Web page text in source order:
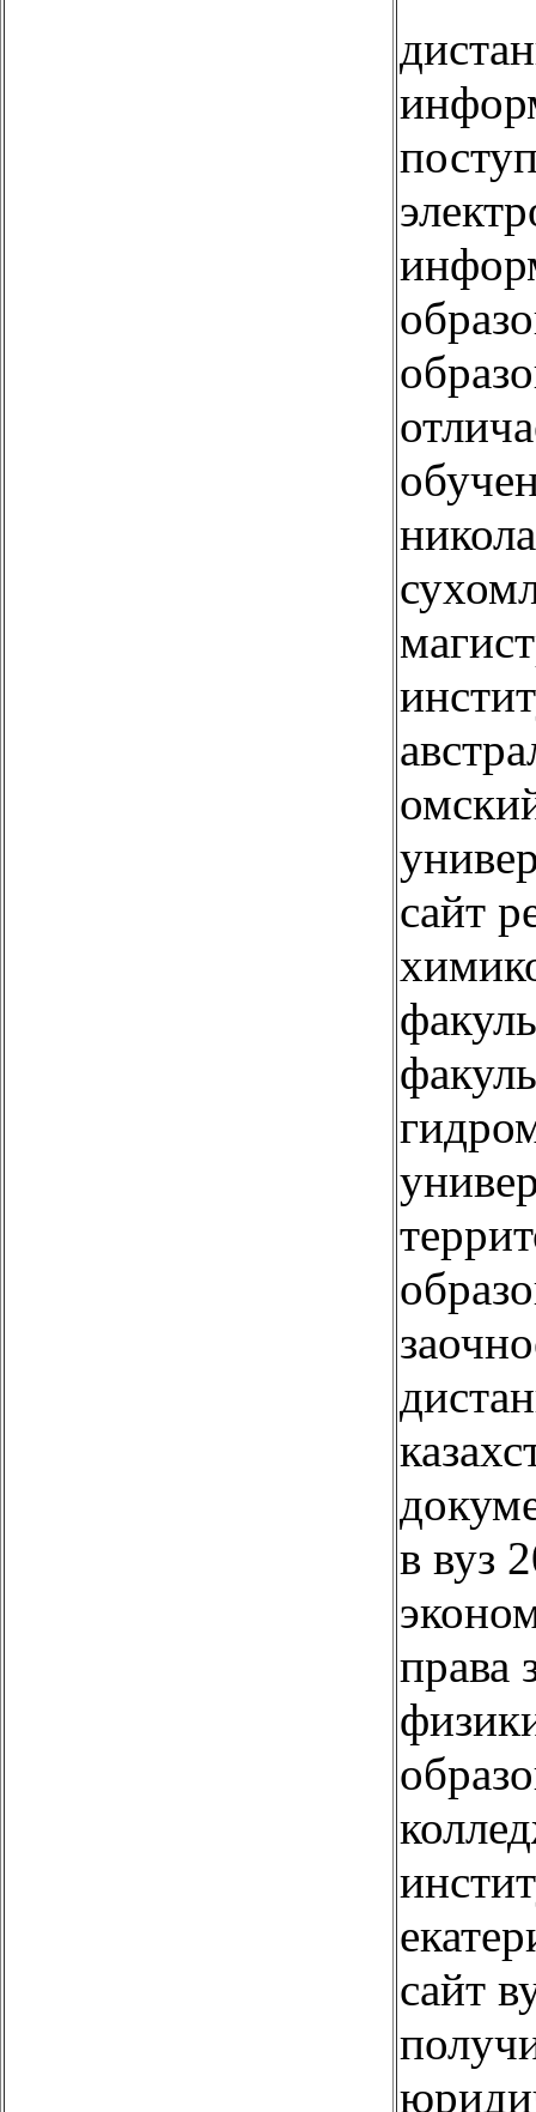
сайт
в вуз
права
сайт